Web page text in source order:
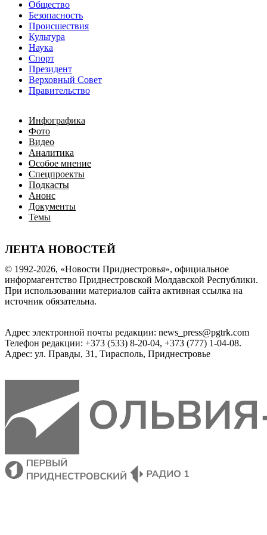
Общество
Безопасность
Происшествия
Культура
Наука
Спорт
Президент
Верховный Совет
Правительство
Инфографика
Фото
Видео
Аналитика
Особое мнение
Спецпроекты
Подкасты
Анонс
Документы
Темы
ЛЕНТА НОВОСТЕЙ
© 1992-2026, «Новости Приднестровья», официальное
информагентство Приднестровской Молдавской Республики.
При использовании материалов сайта активная ссылка на
источник обязательна.
Адрес электронной почты редакции: news_press@pgtrk.com
Телефон редакции: +373 (533) 8-20-04, +373 (777) 1-04-08.
Адрес: ул. Правды, 31, Тирасполь, Приднестровье